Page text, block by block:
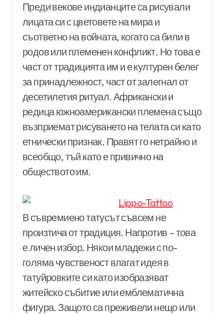
Преди векове индианците са рисували
лицата си с цветовете на мира и
съответно на войната, когато са били в
родов или племенен конфликт. Но това е
част от традицията им и е културен белег
за принадлежност, част от залегнал от
десетилетия ритуал. Африкански и
редица южноамерикански племена също
възприемат рисуването на телата си като
етнически признак. Правят го нетрайно и
всеобщо, тъй като е привично на
обществото им.
В съвремиено татусът съвсем не
произтича от традиция. Напротив – това
е личен избор. Някои младежи с по-
голяма чувственост влагат идея в
татуйровките си като изобразяват
житейско събитие или емблематична
фигура. Защото са преживели нещо или